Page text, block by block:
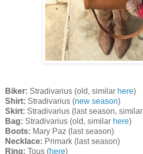
Biker: Stradivarius (old, similar here)
Shirt: Stradivarius (new season)
Skirt: Stradivarius (last season, similar
Bag: Stradivarius (old, similar here)
Boots: Mary Paz (last season)
Necklace: Primark (last season)
Ring: Tous (here)